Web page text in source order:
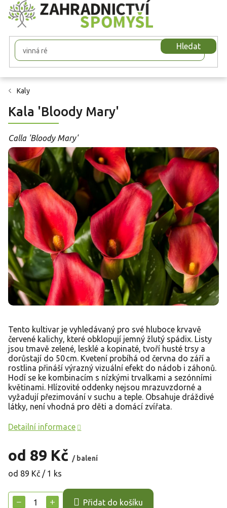
Přejít
na
obsah
Hledat
Kaly
Kala 'Bloody Mary'
Calla 'Bloody Mary'
od 89 Kč / balení
Měrná
od 89 Kč / 1 ks
+
− Přidat do košíku
Tento kultivar je vyhledávaný pro své hluboce krvavě
červené kalichy, které obklopují jemný žlutý spádix. Listy
jsou tmavě zelené, lesklé a kopinaté, tvoří husté trsy a
dorůstají do 50 cm. Kvetení probíhá od června do září a
rostlina přináší výrazný vizuální efekt do nádob i záhonů.
Hodí se ke kombinacím s nízkými trvalkami a sezónními
květinami. Hlízovité oddenky nejsou mrazuvzdorné a
vyžadují přezimování v suchu a teple. Obsahuje dráždivé
látky, není vhodná pro děti a domácí zvířata.
Detailní informace